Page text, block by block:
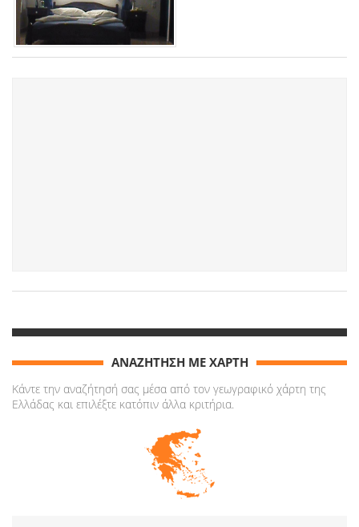
ΑΝΑΖΗΤΗΣΗ ΜΕ ΧΑΡΤΗ
Κάντε την αναζήτησή σας μέσα από τον γεωγραφικό χάρτη της
Ελλάδας και επιλέξτε κατόπιν άλλα κριτήρια.